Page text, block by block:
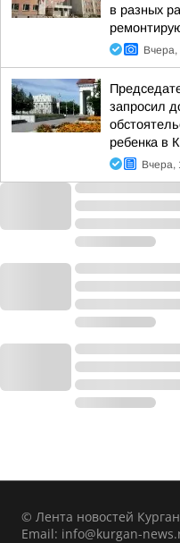
в разных
Вчера,
запросил
ребенка в
Вчера,
© Лента новостей
Email: info@kurgan-